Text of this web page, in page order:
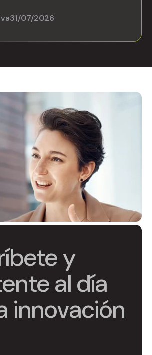
31/07/2026
y
al día
innovación